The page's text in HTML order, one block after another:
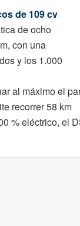
de 109 cv
de ocho
con una
y los 1.000
al máximo el
recorrer 58 km
% eléctrico, el